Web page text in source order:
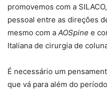
promovemos com a
pessoal entre as direções
mesmo com a AOSpine e
Italiana de cirurgia de
É necessário um
que vá para além do